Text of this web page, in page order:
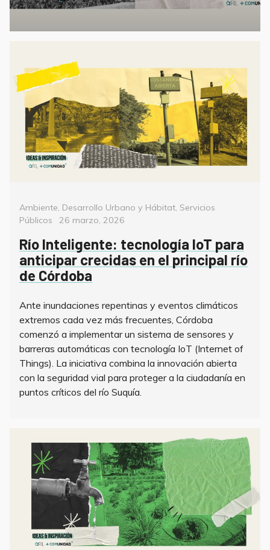
Categorías
Ambiente, Desarrollo Urbano y Hábitat, Servicios
Públicos
Posted
26 marzo, 2026
Río Inteligente: tecnología IoT para
anticipar crecidas en el principal río
de Córdoba
Ante inundaciones repentinas y eventos climáticos
extremos cada vez más frecuentes, Córdoba
comenzó a implementar un sistema de sensores y
barreras automáticas con tecnología IoT (Internet of
Things). La iniciativa combina la innovación abierta
con la seguridad vial para proteger a la ciudadanía en
puntos críticos del río Suquía.